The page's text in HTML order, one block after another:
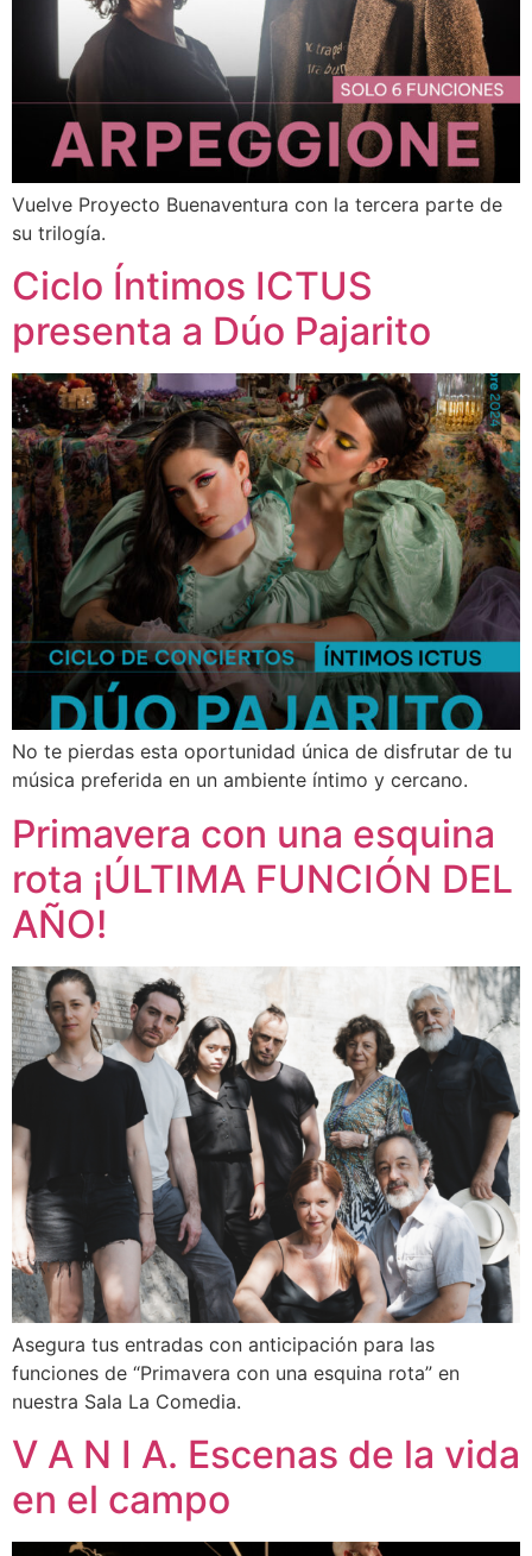
Vuelve Proyecto Buenaventura con la tercera parte de
su trilogía.
Ciclo Íntimos ICTUS
presenta a Dúo Pajarito
No te pierdas esta oportunidad única de disfrutar de tu
música preferida en un ambiente íntimo y cercano.
Primavera con una esquina
rota ¡ÚLTIMA FUNCIÓN DEL
AÑO!
Asegura tus entradas con anticipación para las
funciones de “Primavera con una esquina rota” en
nuestra Sala La Comedia.
V A N I A. Escenas de la vida
en el campo